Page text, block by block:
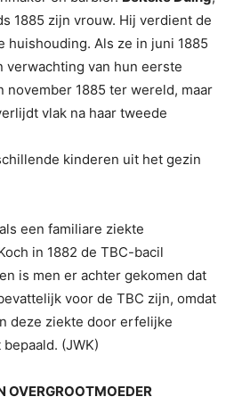
1885 zijn vrouw. Hij verdient de
huishouding. Als ze in juni 1885
verwachting van hun eerste
november 1885 ter wereld, maar
vlak na haar tweede
kinderen uit het gezin
een familiare ziekte
in 1882 de TBC-bacil
is men er achter gekomen dat
voor de TBC zijn, omdat
deze ziekte door erfelijke
(JWK)
OVERGROOTMOEDER